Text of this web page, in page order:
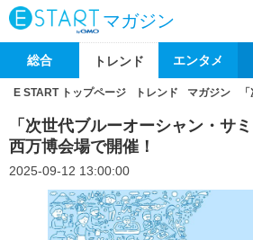
マガジン
総合 トレンド エンタメ
E START トップページ トレンド マガジン
「次世代ブルーオーシャン・サ
西万博会場で開催！
2025-09-12 13:00:00